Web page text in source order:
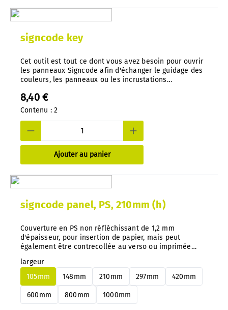
signcode key
Cet outil est tout ce dont vous avez besoin pour ouvrir
les panneaux Signcode afin d'échanger le guidage des
couleurs, les panneaux ou les incrustations
tout accès non autorisé. Outil spécial, moulé sous
pression en nylon.
8,40 €
Contenu : 2
Ajouter au panier
signcode panel, PS, 210mm (h)
Couverture en PS non réfléchissant de 1,2 mm
d'épaisseur, pour insertion de papier, mais peut
également être contrecollée au verso ou imprimée
vous pouvez changer à tout moment et très facilement
les panneaux en aluminium ou en PS, sans les
démonter.
largeur
105mm
148mm 210mm 297mm 420mm
600mm 800mm 1000mm